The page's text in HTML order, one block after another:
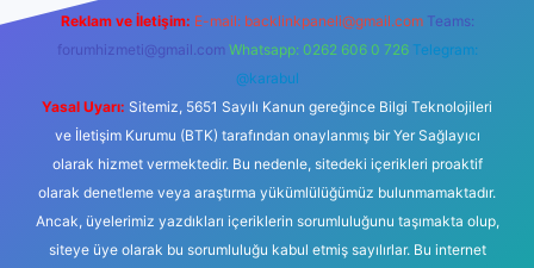
Reklam ve İletişim: E-mail: backlinkpaneli@gmail.com Teams:
forumhizmeti@gmail.com Whatsapp: 0262 606 0 726 Telegram:
@karabul
Yasal Uyarı: Sitemiz, 5651 Sayılı Kanun gereğince Bilgi Teknolojileri
ve İletişim Kurumu (BTK) tarafından onaylanmış bir Yer Sağlayıcı
olarak hizmet vermektedir. Bu nedenle, sitedeki içerikleri proaktif
olarak denetleme veya araştırma yükümlülüğümüz bulunmamaktadır.
Ancak, üyelerimiz yazdıkları içeriklerin sorumluluğunu taşımakta olup,
siteye üye olarak bu sorumluluğu kabul etmiş sayılırlar. Bu internet